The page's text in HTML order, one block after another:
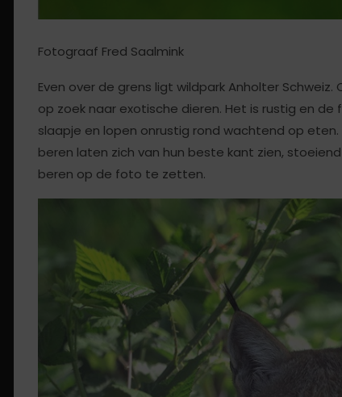
Fotograaf Fred Saalmink
Even over de grens ligt wildpark Anholter
op zoek naar exotische dieren. Het is rustig en
slaapje en lopen onrustig rond wachtend op
beren laten zich van hun beste kant zien,
beren op de foto te zetten.